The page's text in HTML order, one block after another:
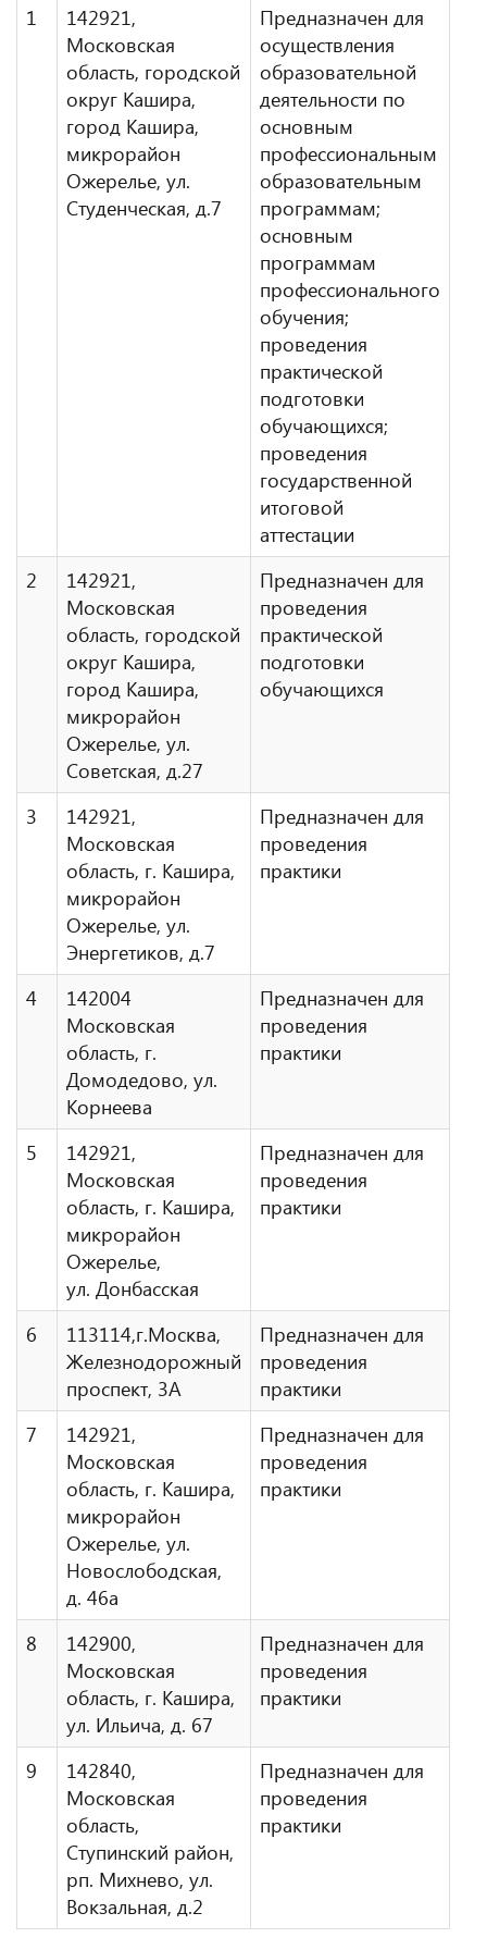
1
142921,
Московская
область, городской
округ Кашира,
город Кашира,
микрорайон
Ожерелье, ул.
Студенческая, д.7
Предназначен для
осуществления
образовательной
деятельности по
основным
профессиональным
образовательным
программам;
основным
программам
профессионального
обучения;
проведения
практической
подготовки
обучающихся;
проведения
государственной
итоговой
аттестации
2
142921,
Московская
область, городской
округ Кашира,
город Кашира,
микрорайон
Ожерелье, ул.
Советская, д.27
Предназначен для
проведения
практической
подготовки
обучающихся
3
142921,
Московская
область, г. Кашира,
микрорайон
Ожерелье, ул.
Энергетиков, д.7
Предназначен для
проведения
практики
4
142004
Московская
область, г.
Домодедово, ул.
Корнеева
Предназначен для
проведения
практики
5
142921,
Московская
область, г. Кашира,
микрорайон
Ожерелье,
ул. Донбасская
Предназначен для
проведения
практики
6
113114,г.Москва,
Железнодорожный
проспект, 3А
Предназначен для
проведения
практики
7
142921,
Московская
область, г. Кашира,
микрорайон
Ожерелье, ул.
Новослободская,
д. 46а
Предназначен для
проведения
практики
8
142900,
Московская
область, г. Кашира,
ул. Ильича, д. 67
Предназначен для
проведения
практики
9
142840,
Московская
область,
Ступинский район,
рп. Михнево, ул.
Вокзальная, д.2
Предназначен для
проведения
практики